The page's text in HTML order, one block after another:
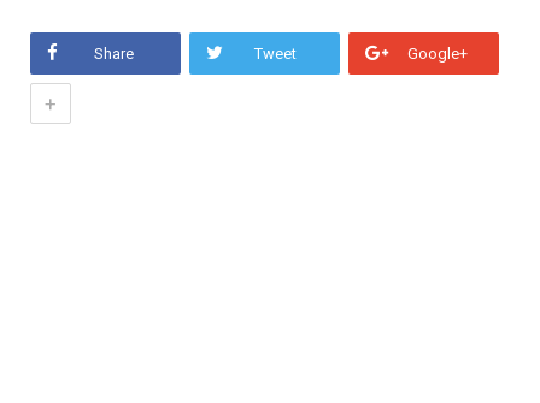
Share Tweet Google+
+